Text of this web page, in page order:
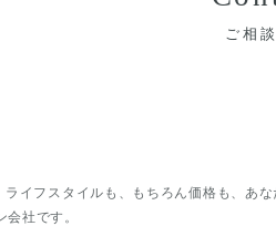
ご相
イフスタイルも、もちろん価格も、あな
社です。